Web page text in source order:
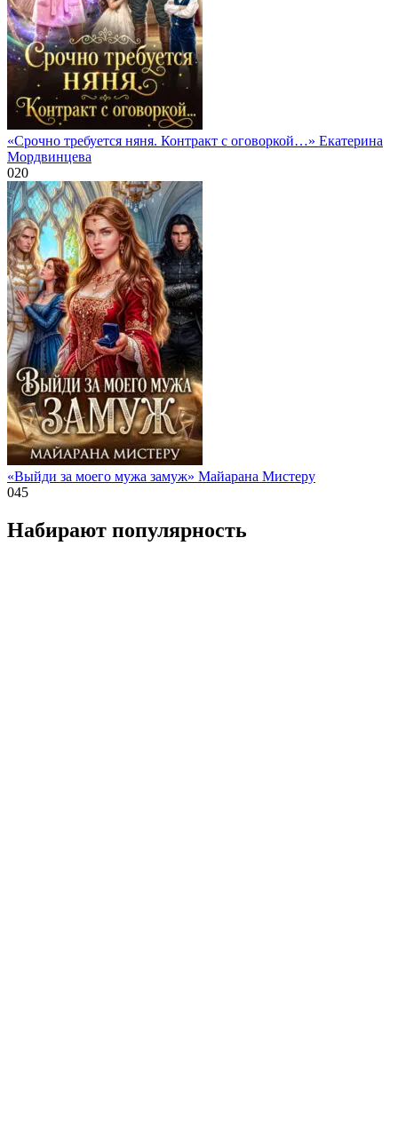
«Срочно требуется няня. Контракт с оговоркой…» Екатерина
Мордвинцева
020
«Выйди за моего мужа замуж» Майарана Мистеру
045
Набирают популярность